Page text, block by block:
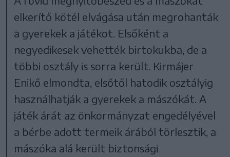
elkerítő kötél elvágása után megrohanták
a gyerekek a játékot. Elsőként a
negyedikesek vehették birtokukba, de a
többi osztály is sorra került. Kirmájer
Enikő elmondta, elsőtől hatodik osztályig
használhatják a gyerekek a mászókát. A
játék árát az önkormányzat engedélyével
a bérbe adott termeik árából törlesztik, a
mászóka alá került biztonsági